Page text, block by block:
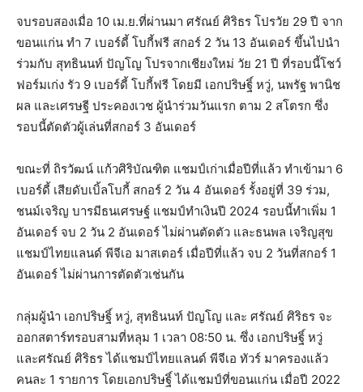
จบรอบสองเมื่อ 10 เม.ย.ที่ผ่านมา ศรัณย์ ศิริธร โปรวัย 29 ปี จาก
ขอนแก่น ทำ 7 เบอร์ดี้ โบกี้ฟรี สกอร์ 2 วัน 13 อันเดอร์ ขึ้นไปนำ
ร่วมกับ สุทธินนท์ ปัญโญ โปรจากเชียงใหม่ วัย 21 ปี ที่รอบนี้โชว์
ฟอร์มเก่ง รัว 9 เบอร์ดี้ โบกี้ฟรี โดยมี เอกปริษฐิ์ หวู่, นพรัฐ พานิช
ผล และเศรษฐี ประคองเวช ผู้นำร่วมวันแรก ตาม 2 สโตรก ซึ่ง
รอบนี้ตัดตัวผู้เล่นที่สกอร์ 3 อันเดอร์
ขณะที่ ถิรวัฒน์ แก้วศิริบัณฑิต แชมป์เก่าเมื่อปีที่แล้ว ทำเข้ามา 6
เบอร์ดี้ เสียดับเบิ้ลโบกี้ สกอร์ 2 วัน 4 อันเดอร์ รั้งอยู่ที่ 39 ร่วม,
ชนม์เจริญ บารมีธนเศรษฐ์ แชมป์ทำเงินปี 2024 รอบนี้ทำเพิ่ม 1
อันเดอร์ จบ 2 วัน 2 อันเดอร์ ไม่ผ่านตัดตัว และธนพล เจริญสุข
แชมป์ไทยแลนด์ พีจีเอ มาสเตอร์ เมื่อปีที่แล้ว จบ 2 วันที่สกอร์ 1
อันเดอร์ ไม่ผ่านการตัดตัวเช่นกัน
กลุ่มผู้นำ เอกปริษฐิ์ หวู่, สุทธินนท์ ปัญโญ และ ศรัณย์ ศิริธร จะ
ออกสตาร์ทรอบสามที่หลุม 1 เวลา 08:50 น. ซึ่ง เอกปริษฐิ์ หวู่
และศรัณย์ ศิริธร ได้แชมป์ไทยแลนด์ พีจีเอ ทัวร์ มาครองแล้ว
คนละ 1 รายการ โดยเอกปริษฐิ์ ได้แชมป์ที่ขอนแก่น เมื่อปี 2022